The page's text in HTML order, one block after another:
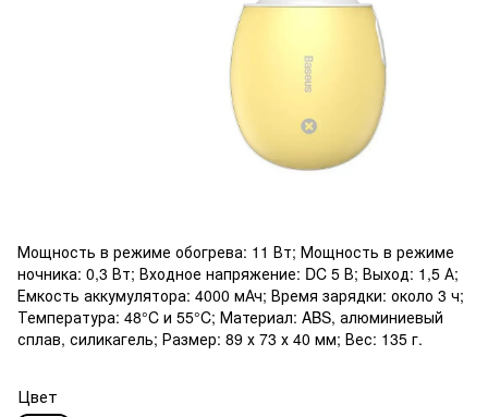
Мощность в режиме обогрева: 11 Вт; Мощность в режиме
ночника: 0,3 Вт; Входное напряжение: DC 5 В; Выход: 1,5 А;
Емкость аккумулятора: 4000 мАч; Время зарядки: около 3 ч;
Температура: 48°C и 55°C; Материал: ABS, алюминиевый
сплав, силикагель; Размер: 89 х 73 х 40 мм; Вес: 135 г.
Цвет